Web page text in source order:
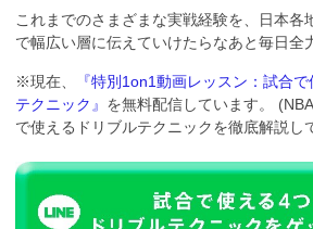
これまでのさまざまな実戦経験を、日本各
で幅広い層に伝えていけたらなあと毎日全
※現在、
『特別1on1動画レッスン：試合
テクニック』 を無料配信しています。
で使えるドリブルテクニックを徹底解説し